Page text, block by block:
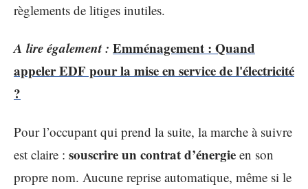
règlements de litiges inutiles.
A lire également : Emménagement : Quand
appeler EDF pour la mise en service de l'électricité
?
Pour l’occupant qui prend la suite, la marche à suivre
est claire : souscrire un contrat d’énergie en son
propre nom. Aucune reprise automatique, même si le